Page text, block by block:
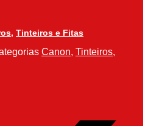
, Tinteiros e Fitas
Canon, Tinteiros,